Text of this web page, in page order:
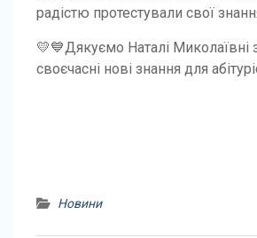
радістю протестували свої
💛💙Дякуємо Наталі Миколаївні
своєчасні нові знання для
Новини